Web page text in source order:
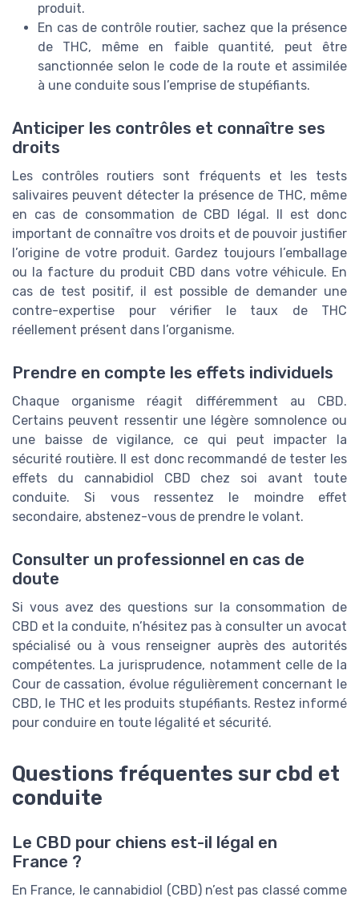
produit.
En cas de contrôle routier, sachez que la présence
de THC, même en faible quantité, peut être
sanctionnée selon le code de la route et assimilée
à une conduite sous l’emprise de stupéfiants.
Anticiper les contrôles et connaître ses
droits
Les contrôles routiers sont fréquents et les tests
salivaires peuvent détecter la présence de THC, même
en cas de consommation de CBD légal. Il est donc
important de connaître vos droits et de pouvoir justifier
l’origine de votre produit. Gardez toujours l’emballage
ou la facture du produit CBD dans votre véhicule. En
cas de test positif, il est possible de demander une
contre-expertise pour vérifier le taux de THC
réellement présent dans l’organisme.
Prendre en compte les effets individuels
Chaque organisme réagit différemment au CBD.
Certains peuvent ressentir une légère somnolence ou
une baisse de vigilance, ce qui peut impacter la
sécurité routière. Il est donc recommandé de tester les
effets du cannabidiol CBD chez soi avant toute
conduite. Si vous ressentez le moindre effet
secondaire, abstenez-vous de prendre le volant.
Consulter un professionnel en cas de
doute
Si vous avez des questions sur la consommation de
CBD et la conduite, n’hésitez pas à consulter un avocat
spécialisé ou à vous renseigner auprès des autorités
compétentes. La jurisprudence, notamment celle de la
Cour de cassation, évolue régulièrement concernant le
CBD, le THC et les produits stupéfiants. Restez informé
pour conduire en toute légalité et sécurité.
Questions fréquentes sur cbd et
conduite
Le CBD pour chiens est-il légal en
France ?
En France, le cannabidiol (CBD) n’est pas classé comme